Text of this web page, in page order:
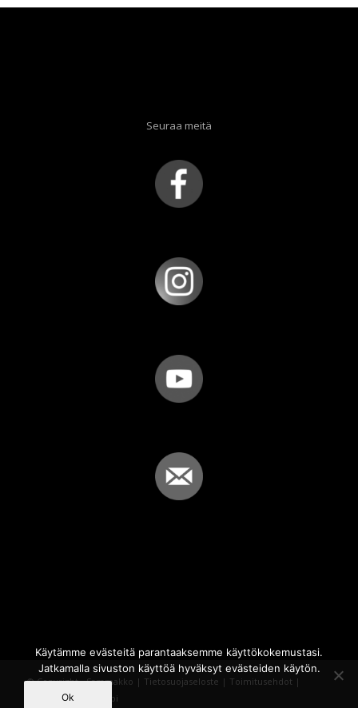
Seuraa meitä
© Copyright - Sammakko | Tietosuojaseloste | Toimitusehdot |
Powered by
iQWebbi
Käytämme evästeitä parantaaksemme käyttökokemustasi.
Jatkamalla sivuston käyttöä hyväksyt evästeiden käytön.
Ok